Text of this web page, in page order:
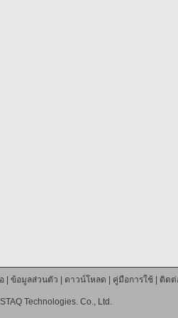
ข้อมูลส่วนตัว ดาวน์โหลด คู่มือการใช้| ติดต่
STAQ Technologies. Co., Ltd.